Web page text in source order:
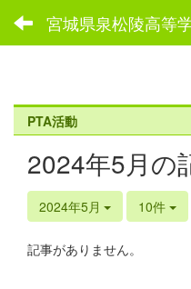
宮城県泉松陵高等
PTA活動
2024年5月の
2024年5月 10件
記事がありません。